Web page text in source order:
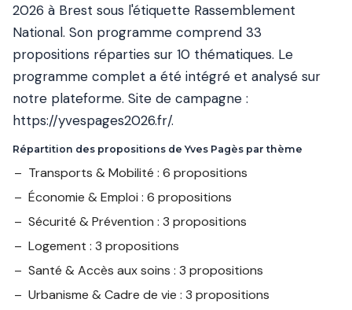
2026 à Brest sous l'étiquette Rassemblement
National. Son programme comprend 33
propositions réparties sur 10 thématiques. Le
programme complet a été intégré et analysé sur
notre plateforme. Site de campagne :
https://yvespages2026.fr/.
Répartition des propositions de Yves Pagès par thème
Transports & Mobilité : 6 propositions
Économie & Emploi : 6 propositions
Sécurité & Prévention : 3 propositions
Logement : 3 propositions
Santé & Accès aux soins : 3 propositions
Urbanisme & Cadre de vie : 3 propositions